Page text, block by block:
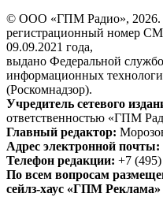
© ООО «ГПМ Радио», 2026.
регистрационный номер
09.09.2021 года,
выдано Федеральной
информационных
(Роскомнадзор).
Учредитель сетевого
ответственностью «ГПМ
Главный редактор:
Адрес электронной почты:
Телефон редакции: +7
По всем вопросам
сейлз-хаус «ГПМ Реклама»